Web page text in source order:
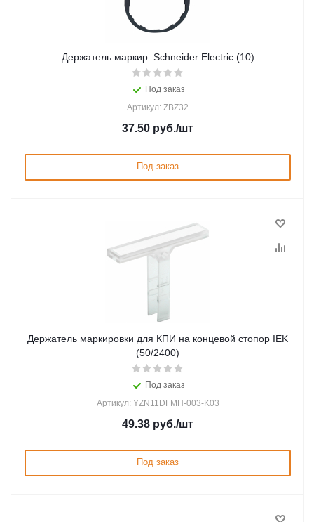
Держатель маркир. Schneider Electric (10)
Под заказ
Артикул: ZBZ32
37.50 руб./шт
Под заказ
Держатель маркировки для КПИ на концевой стопор IEK
(50/2400)
Под заказ
Артикул: YZN11DFMH-003-K03
49.38 руб./шт
Под заказ